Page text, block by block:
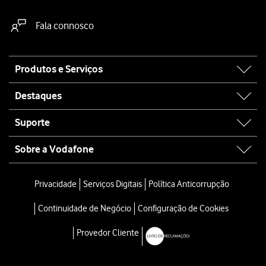
Fala connosco
map
Produtos e Serviços
Destaques
Suporte
Sobre a Vodafone
Privacidade Serviços Digitais Política Anticorrupção
Continuidade de Negócio Configuração de Cookies
Provedor Cliente